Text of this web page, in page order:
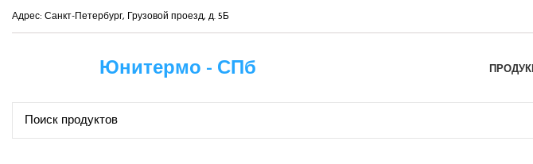
Адрес: Санкт-Петербург, Грузовой проезд, д. 5Б
Юнитермо - СПб